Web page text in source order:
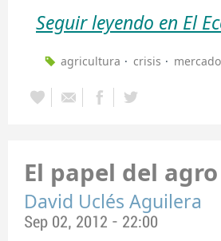
Seguir leyendo en El
agricultura crisis mercado
El papel del
David Uclés Aguilera
Sep 02, 2012 - 22:00